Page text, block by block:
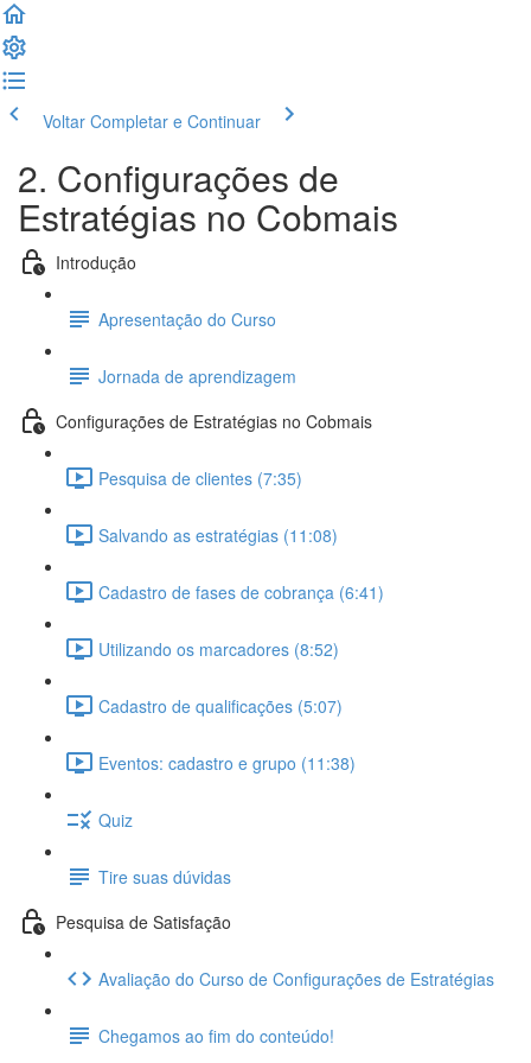
Voltar Completar e Continuar
2. Configurações de
Estratégias no Cobmais
Introdução
Apresentação do Curso
Jornada de aprendizagem
Configurações de Estratégias no Cobmais
Pesquisa de clientes (7:35)
Salvando as estratégias (11:08)
Cadastro de fases de cobrança (6:41)
Utilizando os marcadores (8:52)
Cadastro de qualificações (5:07)
Eventos: cadastro e grupo (11:38)
Quiz
Tire suas dúvidas
Pesquisa de Satisfação
Avaliação do Curso de Configurações de Estratégias
Chegamos ao fim do conteúdo!